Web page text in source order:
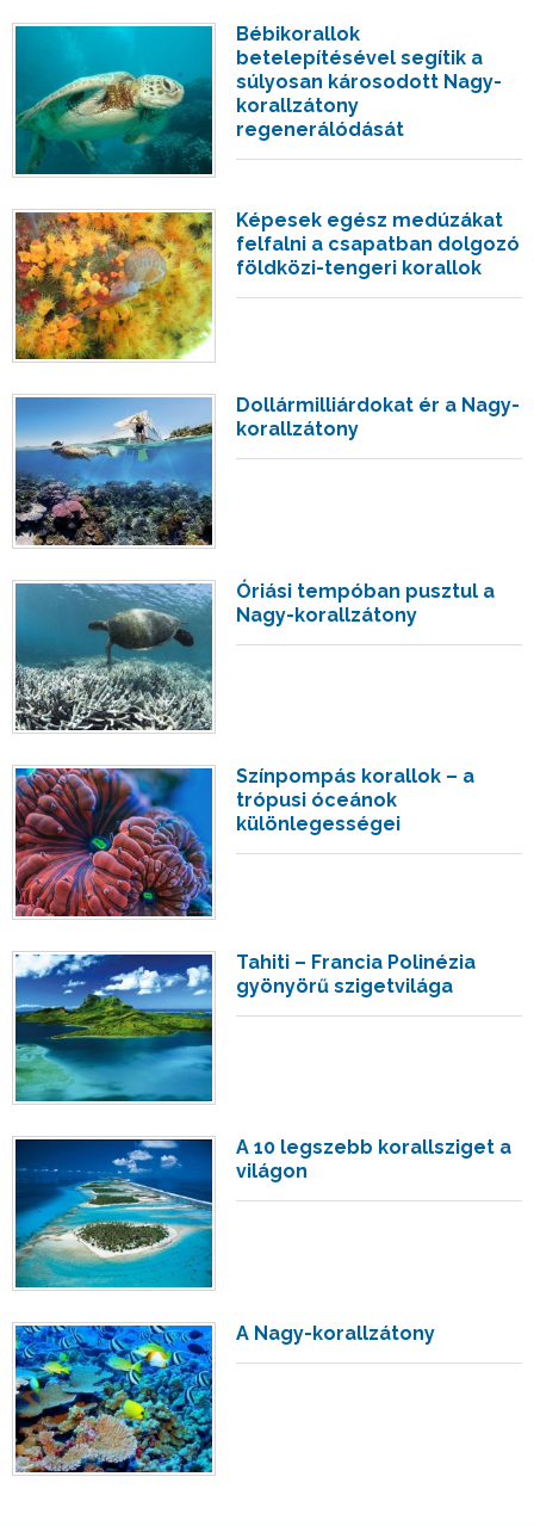
Bébikorallok
betelepítésével segítik a
súlyosan károsodott Nagy-
korallzátony
regenerálódását
Képesek egész medúzákat
felfalni a csapatban dolgozó
földközi-tengeri korallok
Dollármilliárdokat ér a Nagy-
korallzátony
Óriási tempóban pusztul a
Nagy-korallzátony
Színpompás korallok – a
trópusi óceánok
különlegességei
Tahiti – Francia Polinézia
gyönyörű szigetvilága
A 10 legszebb korallsziget a
világon
A Nagy-korallzátony